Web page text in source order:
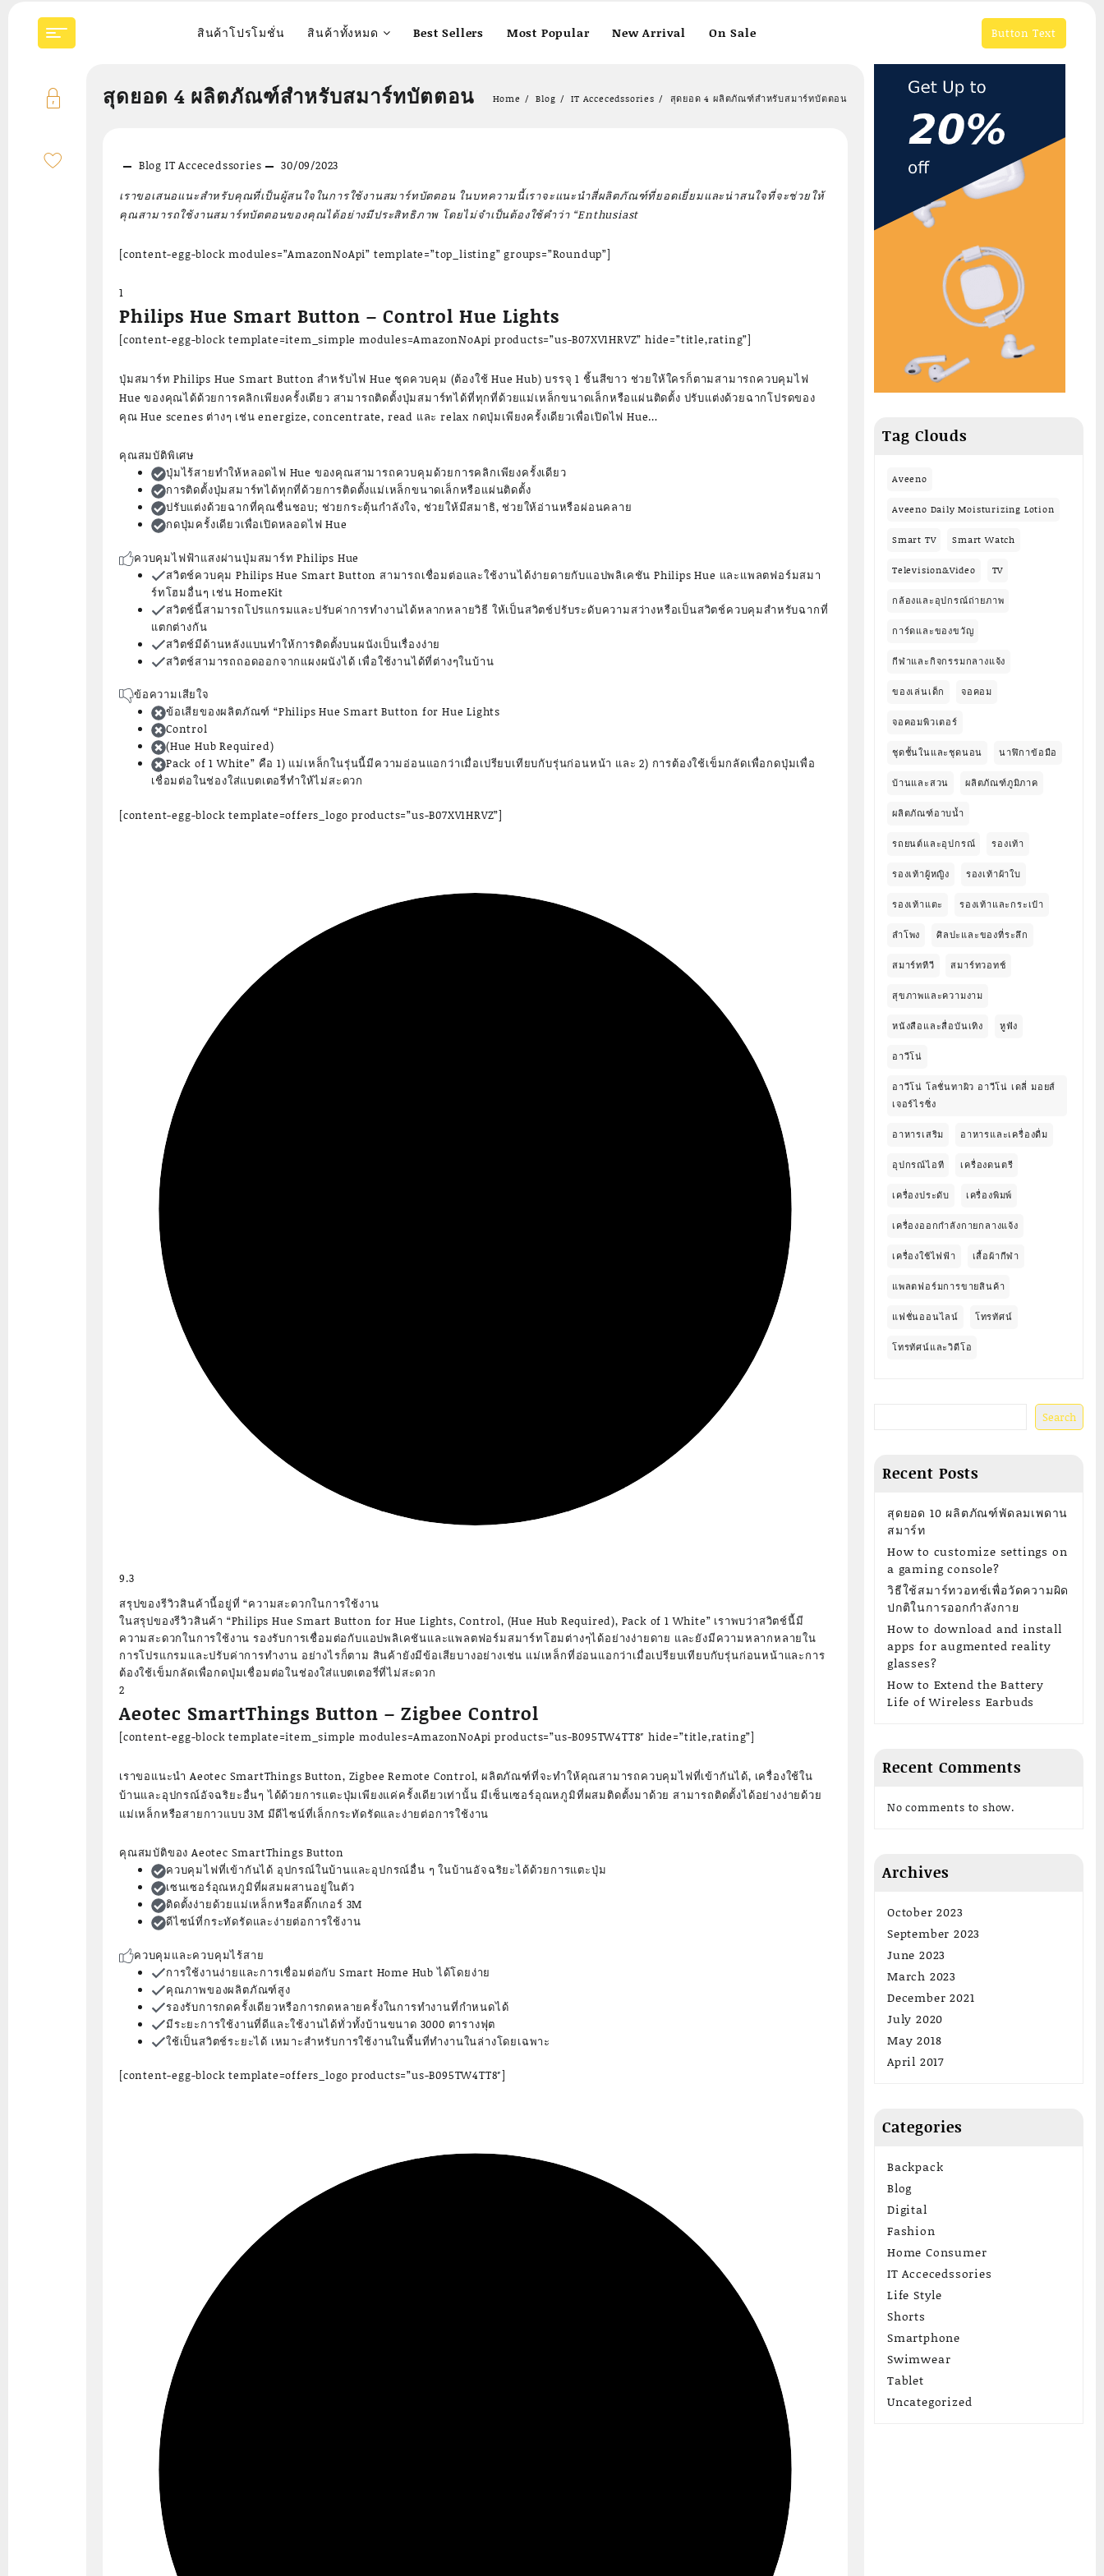
content
สินค้าโปรโมชั่น สินค้าทั้งหมด Best Sellers Most Popular New Arrival On Sale Button Text
สุดยอด 4 ผลิตภัณฑ์สำหรับสมาร์ทบัตตอน Home Blog IT Accecedssories สุดยอด 4 ผลิตภัณฑ์สำหรับสมาร์ทบัตตอน
Blog IT Accecedssories 30/09/2023
เราขอเสนอแนะสำหรับคุณที่เป็นผู้สนใจในการใช้งานสมาร์ทบัตตอน ในบทความนี้เราจะแนะนำสี่ผลิตภัณฑ์ที่ยอดเยี่ยมและน่าสนใจที่จะช่วยให้
คุณสามารถใช้งานสมาร์ทบัตตอนของคุณได้อย่างมีประสิทธิภาพ โดยไม่จำเป็นต้องใช้คำว่า “Enthusiast
[content-egg-block modules=”AmazonNoApi” template=”top_listing” groups=”Roundup”]
1
Philips Hue Smart Button – Control Hue Lights
[content-egg-block template=item_simple modules=AmazonNoApi products=”us-B07XV1HRVZ” hide=”title,rating”]
ปุ่มสมาร์ท Philips Hue Smart Button สำหรับไฟ Hue ชุดควบคุม (ต้องใช้ Hue Hub) บรรจุ 1 ชิ้นสีขาว ช่วยให้ใครก็ตามสามารถควบคุมไฟ
Hue ของคุณได้ด้วยการคลิกเพียงครั้งเดียว สามารถติดตั้งปุ่มสมาร์ทได้ที่ทุกที่ด้วยแม่เหล็กขนาดเล็กหรือแผ่นติดตั้ง ปรับแต่งด้วยฉากโปรดของ
คุณ Hue scenes ต่างๆ เช่น energize, concentrate, read และ relax กดปุ่มเพียงครั้งเดียวเพื่อเปิดไฟ Hue…
คุณสมบัติพิเศษ
ปุ่มไร้สายทำให้หลอดไฟ Hue ของคุณสามารถควบคุมด้วยการคลิกเพียงครั้งเดียว
การติดตั้งปุ่มสมาร์ทได้ทุกที่ด้วยการติดตั้งแม่เหล็กขนาดเล็กหรือแผ่นติดตั้ง
ปรับแต่งด้วยฉากที่คุณชื่นชอบ; ช่วยกระตุ้นกำลังใจ, ช่วยให้มีสมาธิ, ช่วยให้อ่านหรือผ่อนคลาย
กดปุ่มครั้งเดียวเพื่อเปิดหลอดไฟ Hue
ควบคุมไฟฟ้าแสงผ่านปุ่มสมาร์ท Philips Hue
สวิตช์ควบคุม Philips Hue Smart Button สามารถเชื่อมต่อและใช้งานได้ง่ายดายกับแอปพลิเคชัน Philips Hue และแพลตฟอร์มสมา
ร์ทโฮมอื่นๆ เช่น HomeKit
สวิตช์นี้สามารถโปรแกรมและปรับค่าการทำงานได้หลากหลายวิธี ให้เป็นสวิตช์ปรับระดับความสว่างหรือเป็นสวิตช์ควบคุมสำหรับฉากที่
แตกต่างกัน
สวิตช์มีด้านหลังแบนทำให้การติดตั้งบนผนังเป็นเรื่องง่าย
สวิตช์สามารถถอดออกจากแผงผนังได้ เพื่อใช้งานได้ที่ต่างๆในบ้าน
ข้อความเสียใจ
ข้อเสียของผลิตภัณฑ์ “Philips Hue Smart Button for Hue Lights
Control
(Hue Hub Required)
Pack of 1 White” คือ 1) แม่เหล็กในรุ่นนี้มีความอ่อนแอกว่าเมื่อเปรียบเทียบกับรุ่นก่อนหน้า และ 2) การต้องใช้เข็มกลัดเพื่อกดปุ่มเพื่อ
เชื่อมต่อในช่องใส่แบตเตอรี่ทำให้ไม่สะดวก
[content-egg-block template=offers_logo products=”us-B07XV1HRVZ”]
9.3
สรุปของรีวิวสินค้านี้อยู่ที่ “ความสะดวกในการใช้งาน
ในสรุปของรีวิวสินค้า “Philips Hue Smart Button for Hue Lights, Control, (Hue Hub Required), Pack of 1 White” เราพบว่าสวิตช์นี้มี
ความสะดวกในการใช้งาน รองรับการเชื่อมต่อกับแอปพลิเคชันและแพลตฟอร์มสมาร์ทโฮมต่างๆได้อย่างง่ายดาย และยังมีความหลากหลายใน
การโปรแกรมและปรับค่าการทำงาน อย่างไรก็ตาม สินค้ายังมีข้อเสียบางอย่างเช่น แม่เหล็กที่อ่อนแอกว่าเมื่อเปรียบเทียบกับรุ่นก่อนหน้าและการ
ต้องใช้เข็มกลัดเพื่อกดปุ่มเชื่อมต่อในช่องใส่แบตเตอรี่ที่ไม่สะดวก
2
Aeotec SmartThings Button – Zigbee Control
[content-egg-block template=item_simple modules=AmazonNoApi products=”us-B095TW4TT8″ hide=”title,rating”]
เราขอแนะนำ Aeotec SmartThings Button, Zigbee Remote Control, ผลิตภัณฑ์ที่จะทำให้คุณสามารถควบคุมไฟที่เข้ากันได้, เครื่องใช้ใน
บ้านและอุปกรณ์อัจฉริยะอื่นๆ ได้ด้วยการแตะปุ่มเพียงแค่ครั้งเดียวเท่านั้น มีเซ็นเซอร์อุณหภูมิที่ผสมติดตั้งมาด้วย สามารถติดตั้งได้อย่างง่ายด้วย
แม่เหล็กหรือสายกาวแบบ 3M มีดีไซน์ที่เล็กกระทัดรัดและง่ายต่อการใช้งาน
คุณสมบัติของ Aeotec SmartThings Button
ควบคุมไฟที่เข้ากันได้ อุปกรณ์ในบ้านและอุปกรณ์อื่น ๆ ในบ้านอัจฉริยะได้ด้วยการแตะปุ่ม
เซนเซอร์อุณหภูมิที่ผสมผสานอยู่ในตัว
ติดตั้งง่ายด้วยแม่เหล็กหรือสติ๊กเกอร์ 3M
ดีไซน์ที่กระทัดรัดและง่ายต่อการใช้งาน
ควบคุมและควบคุมไร้สาย
การใช้งานง่ายและการเชื่อมต่อกับ Smart Home Hub ได้โดยง่าย
คุณภาพของผลิตภัณฑ์สูง
รองรับการกดครั้งเดียวหรือการกดหลายครั้งในการทำงานที่กำหนดได้
มีระยะการใช้งานที่ดีและใช้งานได้ทั่วทั้งบ้านขนาด 3000 ตารางฟุต
ใช้เป็นสวิตช์ระยะได้ เหมาะสำหรับการใช้งานในพื้นที่ทำงานในล่างโดยเฉพาะ
[content-egg-block template=offers_logo products=”us-B095TW4TT8″]
Tag Clouds
Aveeno
Aveeno Daily Moisturizing Lotion
Smart TV Smart Watch
Television&Video TV
กล้องและอุปกรณ์ถ่ายภาพ
การ์ดและของขวัญ
กีฬาและกิจกรรมกลางแจ้ง
ของเล่นเด็ก จอคอม
จอคอมพิวเตอร์
ชุดชั้นในและชุดนอน นาฬิกาข้อมือ
บ้านและสวน ผลิตภัณฑ์ภูมิภาค
ผลิตภัณฑ์อาบน้ำ
รถยนต์และอุปกรณ์ รองเท้า
รองเท้าผู้หญิง รองเท้าผ้าใบ
รองเท้าแตะ รองเท้าและกระเป๋า
ลำโพง ศิลปะและของที่ระลึก
สมาร์ททีวี สมาร์ทวอทช์
สุขภาพและความงาม
หนังสือและสื่อบันเทิง หูฟัง
อาวีโน่
อาวีโน่ โลชั่นทาผิว อาวีโน่ เดลี่ มอยส์
เจอร์ไรซิ่ง
อาหารเสริม อาหารและเครื่องดื่ม
อุปกรณ์ไอที เครื่องดนตรี
เครื่องประดับ เครื่องพิมพ์
เครื่องออกกำลังกายกลางแจ้ง
เครื่องใช้ไฟฟ้า เสื้อผ้ากีฬา
แพลตฟอร์มการขายสินค้า
แฟชั่นออนไลน์ โทรทัศน์
โทรทัศน์และวิดีโอ
Search
Recent Posts
สุดยอด 10 ผลิตภัณฑ์พัดลมเพดาน
สมาร์ท
How to customize settings on
a gaming console?
วิธีใช้สมาร์ทวอทช์เพื่อวัดความผิด
ปกติในการออกกำลังกาย
How to download and install
apps for augmented reality
glasses?
How to Extend the Battery
Life of Wireless Earbuds
Recent Comments
No comments to show.
Archives
October 2023
September 2023
June 2023
March 2023
December 2021
July 2020
May 2018
April 2017
Categories
Backpack
Blog
Digital
Fashion
Home Consumer
IT Accecedssories
Life Style
Shorts
Smartphone
Swimwear
Tablet
Uncategorized